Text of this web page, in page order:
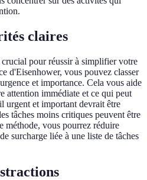
claires
pour réussir à simplifier votre
d'Eisenhower, vous pouvez classer
et importance. Cela vous aide
attention immédiate et ce qui peut
urgent et important devrait être
tâches moins critiques peuvent être
méthode, vous pourrez réduire
surcharge liée à une liste de tâches